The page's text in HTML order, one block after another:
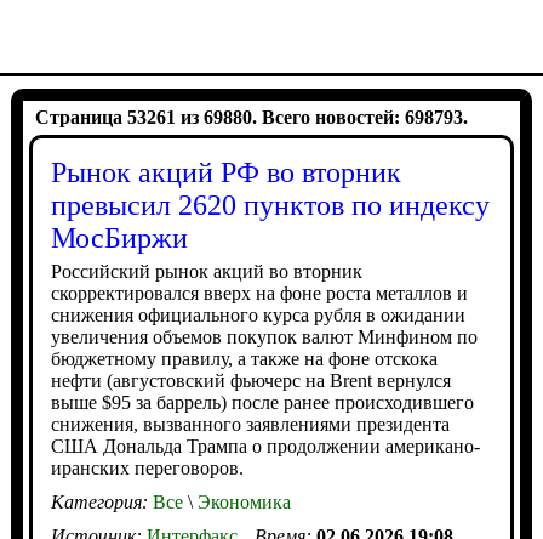
Страница 53261 из 69880. Всего новостей: 698793.
Рынок акций РФ во вторник
превысил 2620 пунктов по индексу
МосБиржи
Российский рынок акций во вторник
скорректировался вверх на фоне роста металлов и
снижения официального курса рубля в ожидании
увеличения объемов покупок валют Минфином по
бюджетному правилу, а также на фоне отскока
нефти (августовский фьючерс на Brent вернулся
выше $95 за баррель) после ранее происходившего
снижения, вызванного заявлениями президента
США Дональда Трампа о продолжении американо-
иранских переговоров.
Категория: Все\Экономика